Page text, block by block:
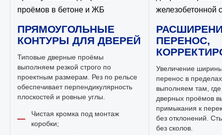
ПРЯМОУГОЛЬНЫЕ
КОНТУРЫ ДЛЯ ДВЕРЕЙ
Типовые дверные проёмы
выполняем резкой строго по
проектным размерам. Рез по рельсе
обеспечивает перпендикулярность
плоскостей и ровные углы.
Чистая кромка под монтаж
коробки;
ПЕРЕНОС,
Увеличение
перенос в
выполняем там,
дверных проёмов
примыкания к
без отклонений.
без сколов.